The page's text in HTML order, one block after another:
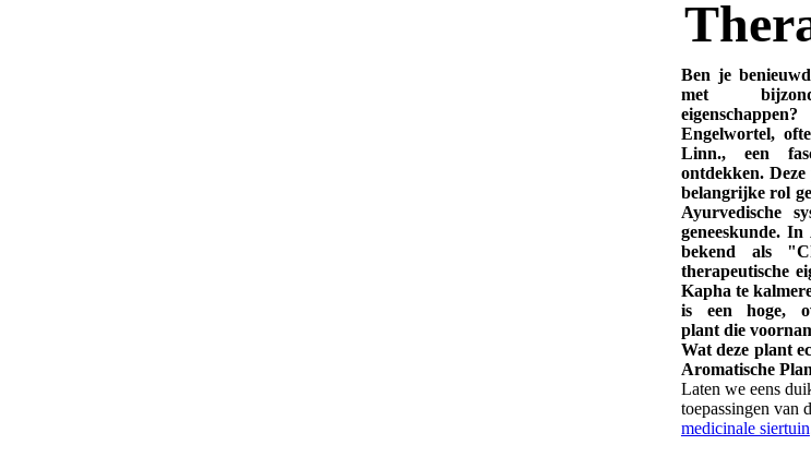
Ben je
met
Engelwortel,
Linn., een
ontdekken.
belangrijke rol
Ayurvedische
geneeskunde.
bekend als
therapeutische
Kapha te
is een hoge,
plant die
Wat deze plant
Aromatische
Laten we eens
toepassingen van
medicinale siertuin